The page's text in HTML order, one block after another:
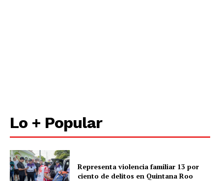
Lo + Popular
Representa violencia familiar 13 por
ciento de delitos en Quintana Roo